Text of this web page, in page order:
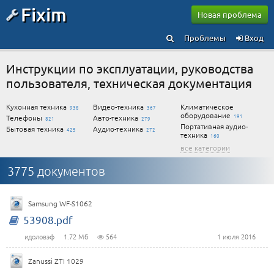
Fixim Новая проблема
Вход
Проблемы
Инструкции по эксплуатации, руководства
пользователя, техническая документация
Кухонная техника 938
Телефоны 821
Бытовая техника 425
Видео-техника 367
Авто-техника 279
Аудио-техника 272
Климатическое
оборудование 191
Портативная аудио-
техника 160
все категории
3775 документов
Samsung WF-S1062
53908.pdf
1 июля 2016
идоловэф 1.72 Мб 564
Zanussi ZTI 1029